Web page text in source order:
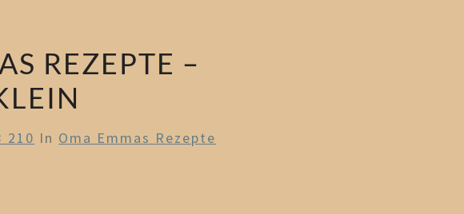
REZEPTE –
210 In Oma Emmas Rezepte